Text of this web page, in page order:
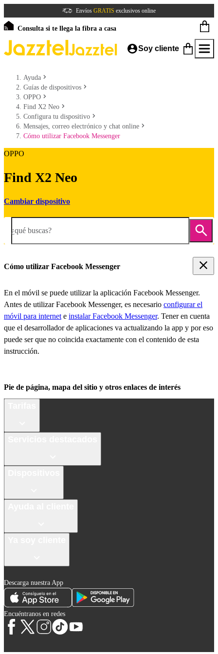
Envíos GRATIS exclusivos online
Consulta si te llega la fibra a casa
Soy cliente
Ayuda
Guías de dispositivos
OPPO
Find X2 Neo
Configura tu dispositivo
Mensajes, correo electrónico y chat online
Cómo utilizar Facebook Messenger
OPPO
Find X2 Neo
Cambiar dispositivo
¿qué buscas?
Cómo utilizar Facebook Messenger
En el móvil se puede utilizar la aplicación Facebook Messenger.
Antes de utilizar Facebook Messenger, es necesario configurar el
móvil para internet e instalar Facebook Messenger. Tener en cuenta
que el desarrollador de aplicaciones va actualizando la app y por eso
puede ser que no coincida exactamente con el contenido de esta
instrucción.
Pie de página, mapa del sitio y otros enlaces de interés
Descarga nuestra App
Encuéntranos en redes